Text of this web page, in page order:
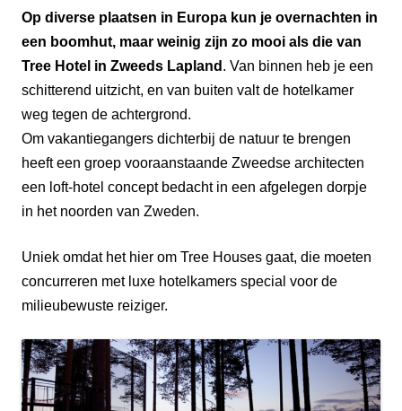
Op diverse plaatsen in Europa kun je overnachten in
een boomhut, maar weinig zijn zo mooi als die van
Tree Hotel in Zweeds Lapland . Van binnen heb je een
schitterend uitzicht, en van buiten valt de hotelkamer
weg tegen de achtergrond.
Om vakantiegangers dichterbij de natuur te brengen
heeft een groep vooraanstaande Zweedse architecten
een loft-hotel concept bedacht in een afgelegen dorpje
in het noorden van Zweden.
Uniek omdat het hier om Tree Houses gaat, die moeten
concurreren met luxe hotelkamers special voor de
milieubewuste reiziger.